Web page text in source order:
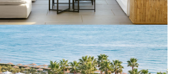
מלונות יוקרה בקורפו
מלונות יוקרה באתונה